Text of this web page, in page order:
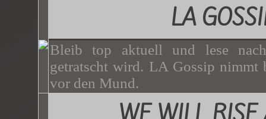
LA
Bleib top aktuell und lese
getratscht wird. LA Gossip
vor den Mund.